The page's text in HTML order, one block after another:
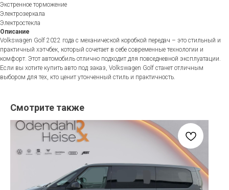
Экстренное торможение
Электрозеркала
Электростекла
Описание
Volkswagen Golf 2022 года с механической коробкой передач – это стильный и
практичный хэтчбек, который сочетает в себе современные технологии и
комфорт. Этот автомобиль отлично подходит для повседневной эксплуатации.
Если вы хотите купить авто под заказ, Volkswagen Golf станет отличным
выбором для тех, кто ценит утонченный стиль и практичность.
Смотрите также